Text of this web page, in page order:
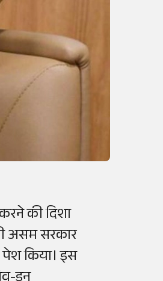
की दिशा
असम सरकार
पेश किया। इस